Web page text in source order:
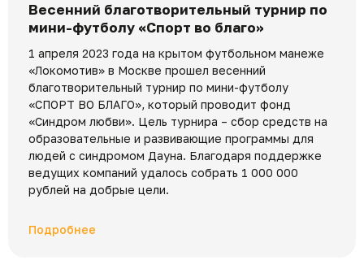
Весенний благотворительный турнир по
мини-футболу «Спорт во благо»
1 апреля 2023 года на крытом футбольном манеже
«Локомотив» в Москве прошел весенний
благотворительный турнир по мини-футболу
«СПОРТ ВО БЛАГО», который проводит фонд
«Синдром любви». Цель турнира – сбор средств на
образовательные и развивающие программы для
людей с синдромом Дауна. Благодаря поддержке
ведущих компаний удалось собрать 1 000 000
рублей на добрые цели.
Подробнее